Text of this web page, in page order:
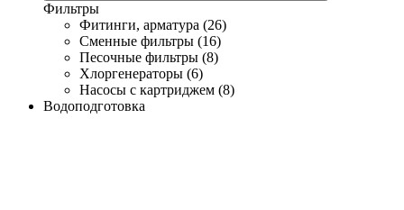
Фильтры
Фитинги, арматура (26)
Сменные фильтры (16)
Песочные фильтры (8)
Хлоргенераторы (6)
Насосы с картриджем (8)
Водоподготовка